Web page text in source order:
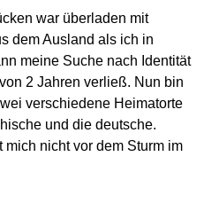
war überladen mit
dem Ausland als ich in
meine Suche nach Identität
2 Jahren verließ. Nun bin
verschiedene Heimatorte
und die deutsche.
nicht vor dem Sturm im